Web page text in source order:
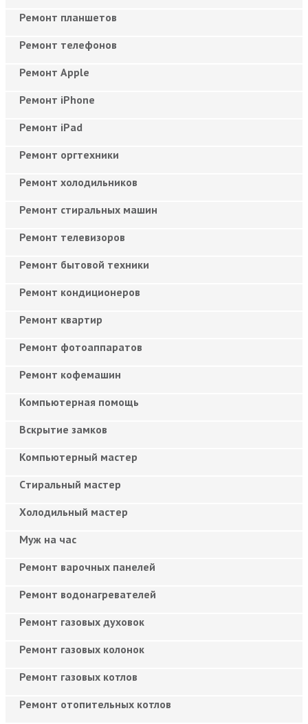
Ремонт планшетов
Ремонт телефонов
Ремонт Apple
Ремонт iPhone
Ремонт iPad
Ремонт оргтехники
Ремонт холодильников
Ремонт стиральных машин
Ремонт телевизоров
Ремонт бытовой техники
Ремонт кондиционеров
Ремонт квартир
Ремонт фотоаппаратов
Ремонт кофемашин
Компьютерная помощь
Вскрытие замков
Компьютерный мастер
Cтиральный мастер
Холодильный мастер
Муж на час
Ремонт варочных панелей
Ремонт водонагревателей
Ремонт газовых духовок
Ремонт газовых колонок
Ремонт газовых котлов
Ремонт отопительных котлов